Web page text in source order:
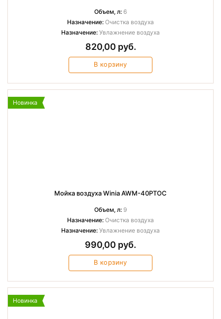
Объем, л: 6
Назначение: Очистка воздуха
Назначение: Увлажнение воздуха
820,00 руб.
В корзину
Новинка
Мойка воздуха Winia AWM-40PTOC
Объем, л: 9
Назначение: Очистка воздуха
Назначение: Увлажнение воздуха
990,00 руб.
В корзину
Новинка